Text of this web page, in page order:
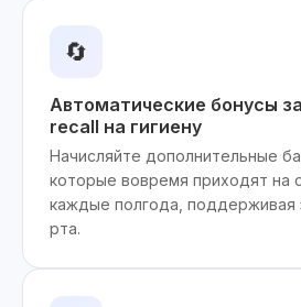
🔄
Автоматические бонусы
recall на гигиену
Начисляйте дополнительные
которые вовремя приходят на
каждые полгода, поддерживая
рта.